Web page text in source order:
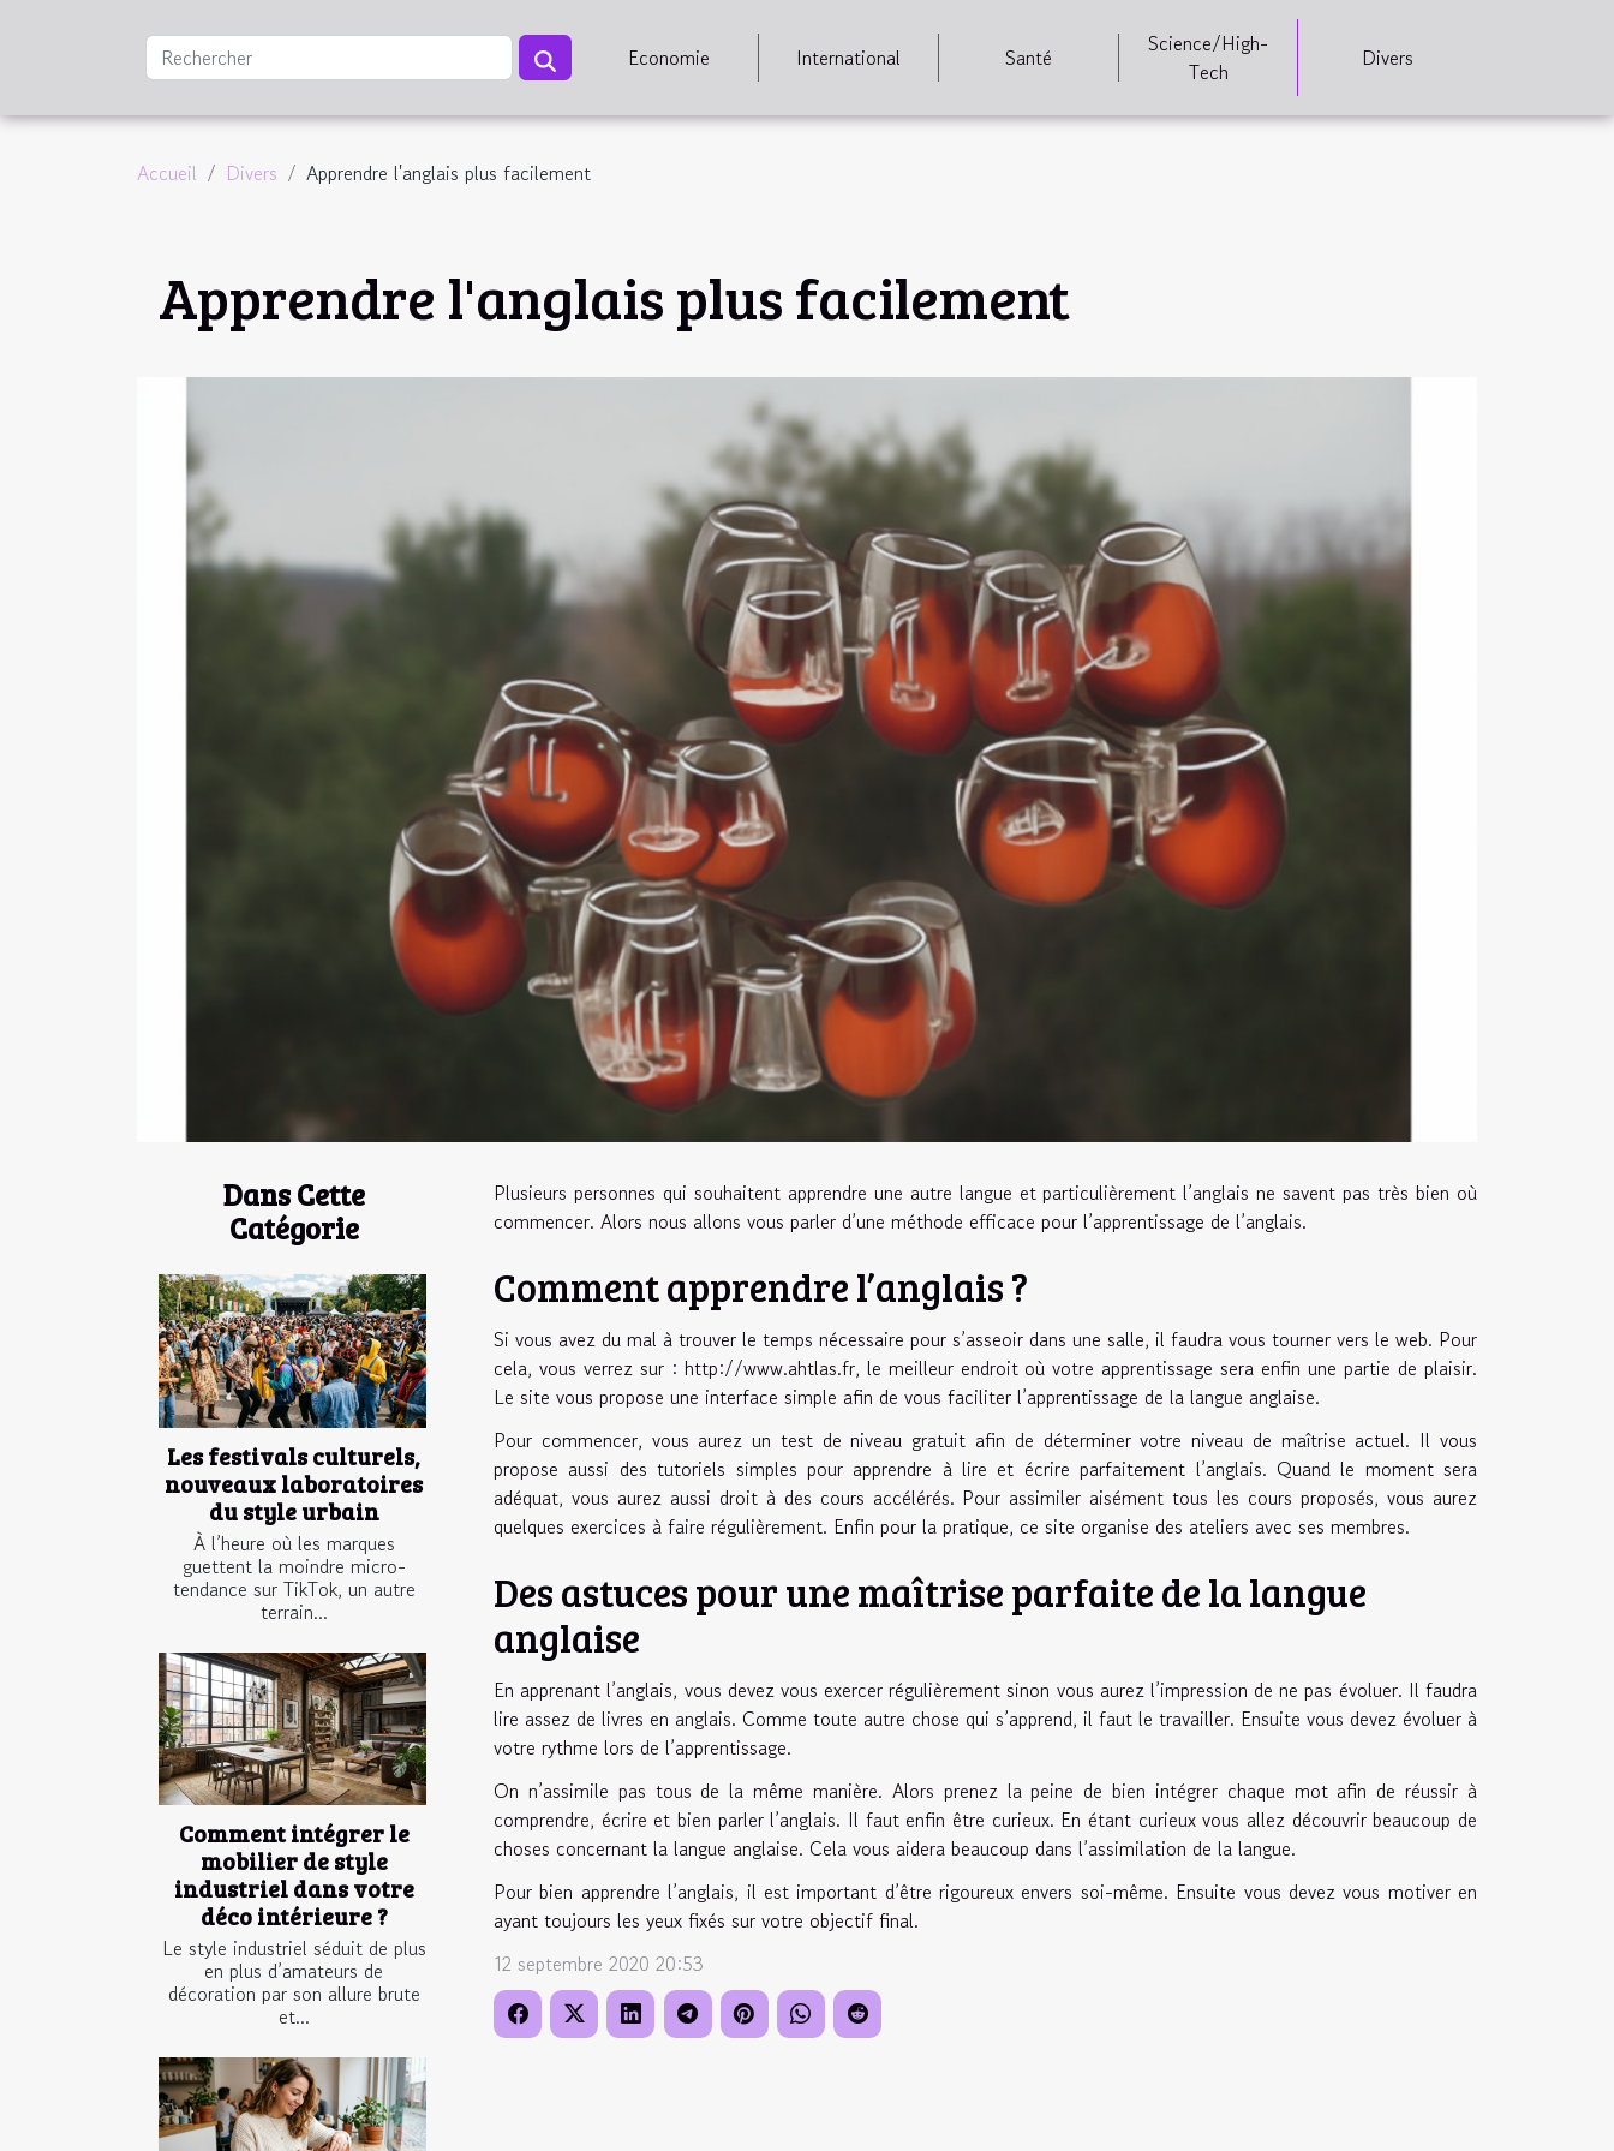
Economie International Santé
Science/High-
Tech
Divers
Accueil Divers Apprendre l'anglais plus facilement
Apprendre l'anglais plus facilement
Dans Cette
Catégorie
Les festivals culturels,
nouveaux laboratoires
du style urbain
À l’heure où les marques
guettent la moindre micro-
tendance sur TikTok, un autre
terrain...
Comment intégrer le
mobilier de style
industriel dans votre
déco intérieure ?
Le style industriel séduit de plus
en plus d’amateurs de
décoration par son allure brute
et...
Plusieurs personnes qui souhaitent apprendre une autre langue et particulièrement l’anglais ne savent pas très bien où
commencer. Alors nous allons vous parler d’une méthode efficace pour l’apprentissage de l’anglais.
Comment apprendre l’anglais ?
Si vous avez du mal à trouver le temps nécessaire pour s’asseoir dans une salle, il faudra vous tourner vers le web. Pour
cela, vous verrez sur : http://www.ahtlas.fr, le meilleur endroit où votre apprentissage sera enfin une partie de plaisir.
Le site vous propose une interface simple afin de vous faciliter l’apprentissage de la langue anglaise.
Pour commencer, vous aurez un test de niveau gratuit afin de déterminer votre niveau de maîtrise actuel. Il vous
propose aussi des tutoriels simples pour apprendre à lire et écrire parfaitement l’anglais. Quand le moment sera
adéquat, vous aurez aussi droit à des cours accélérés. Pour assimiler aisément tous les cours proposés, vous aurez
quelques exercices à faire régulièrement. Enfin pour la pratique, ce site organise des ateliers avec ses membres.
Des astuces pour une maîtrise parfaite de la langue
anglaise
En apprenant l’anglais, vous devez vous exercer régulièrement sinon vous aurez l’impression de ne pas évoluer. Il faudra
lire assez de livres en anglais. Comme toute autre chose qui s’apprend, il faut le travailler. Ensuite vous devez évoluer à
votre rythme lors de l’apprentissage.
On n’assimile pas tous de la même manière. Alors prenez la peine de bien intégrer chaque mot afin de réussir à
comprendre, écrire et bien parler l’anglais. Il faut enfin être curieux. En étant curieux vous allez découvrir beaucoup de
choses concernant la langue anglaise. Cela vous aidera beaucoup dans l’assimilation de la langue.
Pour bien apprendre l’anglais, il est important d’être rigoureux envers soi-même. Ensuite vous devez vous motiver en
ayant toujours les yeux fixés sur votre objectif final.
12 septembre 2020 20:53